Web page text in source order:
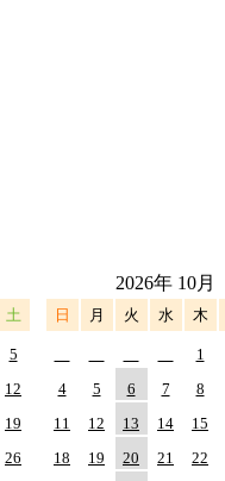
土
5
12
19
26
2026年 10月
日 月 火 水 木
1
4
5 6 7 8
11
12 13 14 15
18
19 20 21 22